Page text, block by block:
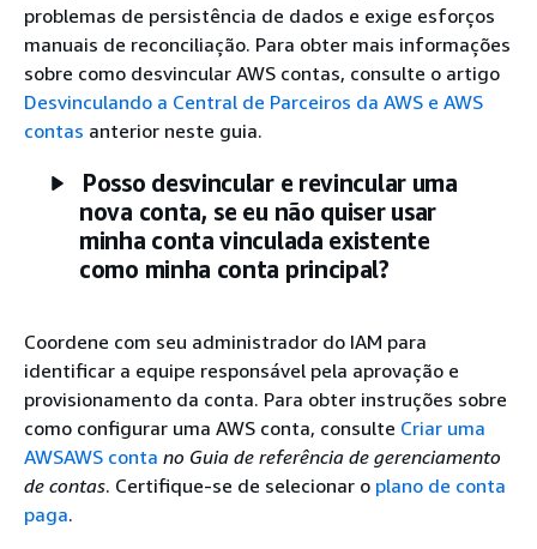
problemas de persistência de dados e exige esforços
manuais de reconciliação. Para obter mais informações
sobre como desvincular AWS contas, consulte o artigo
Desvinculando a Central de Parceiros da AWS e AWS
contas anterior neste guia.
Posso desvincular e revincular uma
nova conta, se eu não quiser usar
minha conta vinculada existente
como minha conta principal?
Coordene com seu administrador do IAM para
identificar a equipe responsável pela aprovação e
provisionamento da conta. Para obter instruções sobre
como configurar uma AWS conta, consulte Criar uma
AWSAWS conta no Guia de referência de gerenciamento
de contas. Certifique-se de selecionar o plano de conta
paga.